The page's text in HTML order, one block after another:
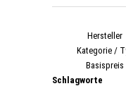
Hersteller
Kategorie /
Basispreis
Schlagworte